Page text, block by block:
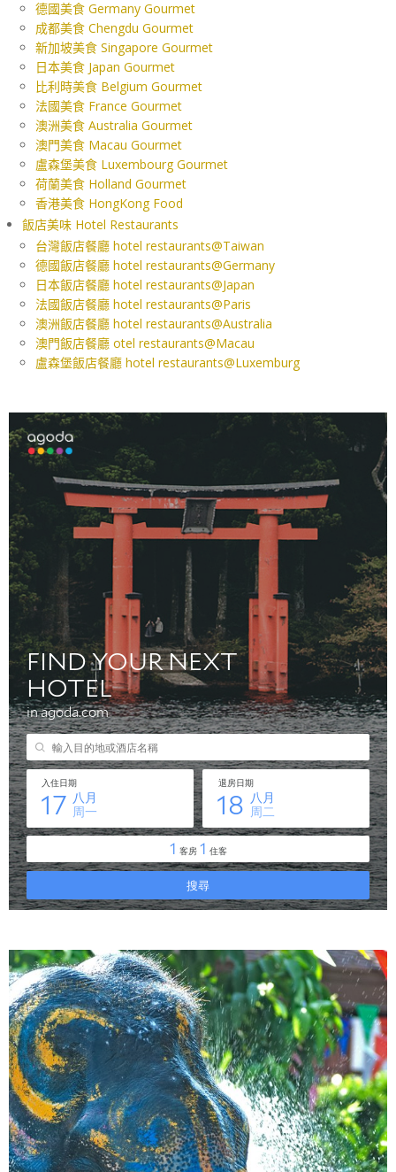
德國美食 Germany Gourmet
成都美食 Chengdu Gourmet
新加坡美食 Singapore Gourmet
日本美食 Japan Gourmet
比利時美食 Belgium Gourmet
法國美食 France Gourmet
澳洲美食 Australia Gourmet
澳門美食 Macau Gourmet
盧森堡美食 Luxembourg Gourmet
荷蘭美食 Holland Gourmet
香港美食 HongKong Food
飯店美味 Hotel Restaurants
台灣飯店餐廳 hotel restaurants@Taiwan
德國飯店餐廳 hotel restaurants@Germany
日本飯店餐廳 hotel restaurants@Japan
法國飯店餐廳 hotel restaurants@Paris
澳洲飯店餐廳 hotel restaurants@Australia
澳門飯店餐廳 otel restaurants@Macau
盧森堡飯店餐廳 hotel restaurants@Luxemburg